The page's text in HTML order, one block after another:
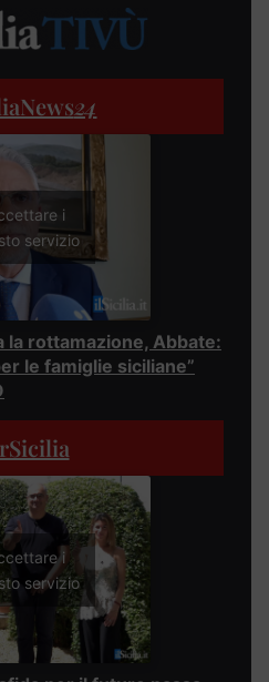
24
i
servizio
la rottamazione, Abbate:
le famiglie siciliane”
i
servizio